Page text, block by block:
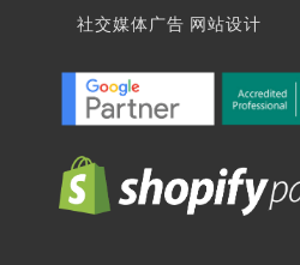
社交媒体广告 网站设计